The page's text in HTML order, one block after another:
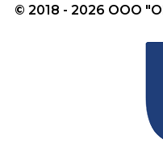
© 2018 - 2026 ООО